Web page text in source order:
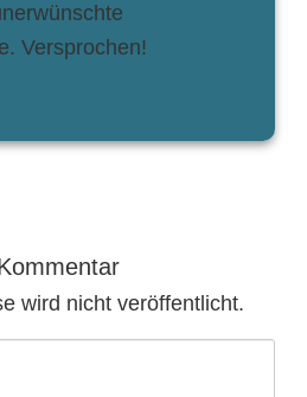
Versprochen!
wird nicht veröffentlicht.